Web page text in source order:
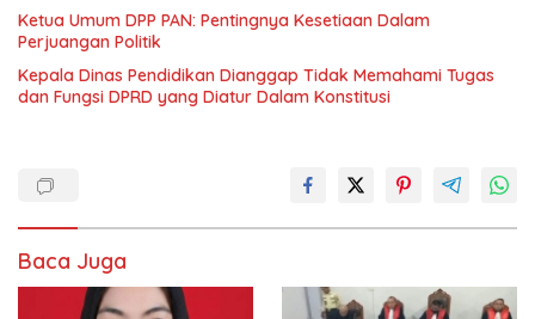
Ketua Umum DPP PAN: Pentingnya Kesetiaan Dalam
Perjuangan Politik
Kepala Dinas Pendidikan Dianggap Tidak Memahami Tugas
dan Fungsi DPRD yang Diatur Dalam Konstitusi
Baca Juga